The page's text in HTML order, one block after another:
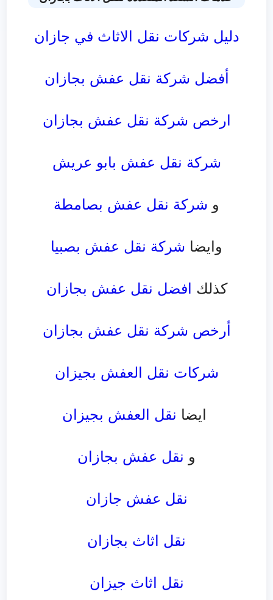
دليل شركات نقل الاثاث في جازان
أفضل شركة نقل عفش بجازان
ارخص شركة نقل عفش بجازان
شركة نقل عفش بابو عريش
و شركة نقل عفش بصامطة
وايضا شركة نقل عفش بصبيا
كذلك افضل نقل عفش بجازان
أرخص شركة نقل عفش بجازان
شركات نقل العفش بجيزان
ايضا نقل العفش بجيزان
و نقل عفش بجازان
نقل عفش جازان
نقل اثاث بجازان
نقل اثاث جيزان